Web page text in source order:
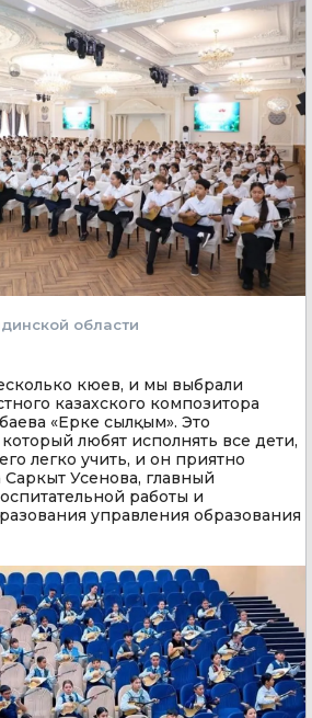
области
кюев, и мы выбрали
казахского композитора
«Ерке сылқым». Это
любят исполнять все дети,
легко учить, и он приятно
Саркыт Усенова, главный
работы и
управления образования